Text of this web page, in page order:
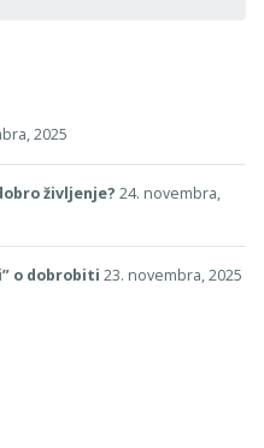
2025
življenje? 24. novembra,
o dobrobiti 23. novembra, 2025